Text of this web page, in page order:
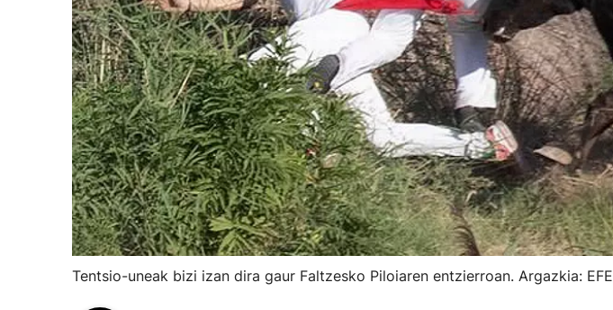
Tentsio-uneak bizi izan dira gaur Faltzesko Piloiaren entzierroan. Argazkia: EFE